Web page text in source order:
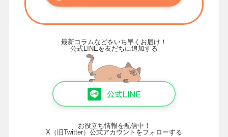
最新コラムなどをいち早くお届け！
公式LINEを友だちに追加する
お役立ち情報を配信中！
X（旧Twitter）公式アカウントをフォローする